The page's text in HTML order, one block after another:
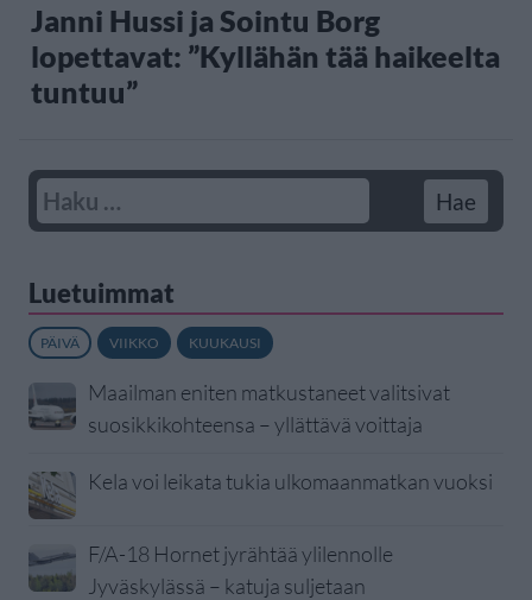
Janni Hussi ja Sointu Borg
lopettavat: ”Kyllähän tää haikeelta
tuntuu”
Luetuimmat
PÄIVÄ VIIKKO KUUKAUSI
Maailman eniten matkustaneet valitsivat
suosikkikohteensa – yllättävä voittaja
Kela voi leikata tukia ulkomaanmatkan vuoksi
F/A-18 Hornet jyrähtää ylilennolle
Jyväskylässä – katuja suljetaan